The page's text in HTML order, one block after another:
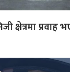
क्षेत्रमा